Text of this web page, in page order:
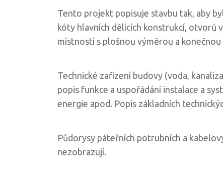
Tento projekt popisuje stavbu tak, aby
kóty hlavních dělících konstrukcí, otvorů
místností s plošnou výměrou a
Technické zařízení budovy (voda,
popis funkce a uspořádání instalace a
energie apod. Popis základních
Půdorysy páteřních potrubních a
nezobrazují.